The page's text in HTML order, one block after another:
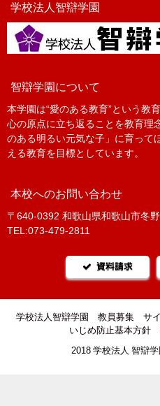
学校法人智辯学園
智辯学園について
本学園は“愛のある教育”という教
心の原点に立ち返ることを教育
のある明るい元気な子」に育って
える教育を目標としています。
本校へのお問い合わせ
〒640-0392 和歌山県和歌山市冬
TEL:073-479-2811
資料請求
学校法人智辯学園 教員募集 サ
いじめ防止基本方針
©2018 学校法人 智辯